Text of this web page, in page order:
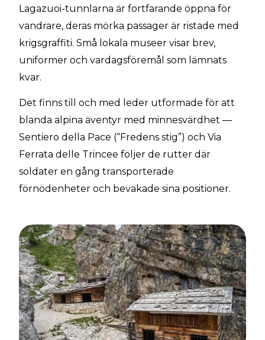
Lagazuoi-tunnlarna är fortfarande öppna för
vandrare, deras mörka passager är ristade med
krigsgraffiti. Små lokala museer visar brev,
uniformer och vardagsföremål som lämnats
kvar.
Det finns till och med leder utformade för att
blanda alpina äventyr med minnesvärdhet —
Sentiero della Pace (“Fredens stig”) och Via
Ferrata delle Trincee följer de rutter där
soldater en gång transporterade
förnödenheter och bevakade sina positioner.